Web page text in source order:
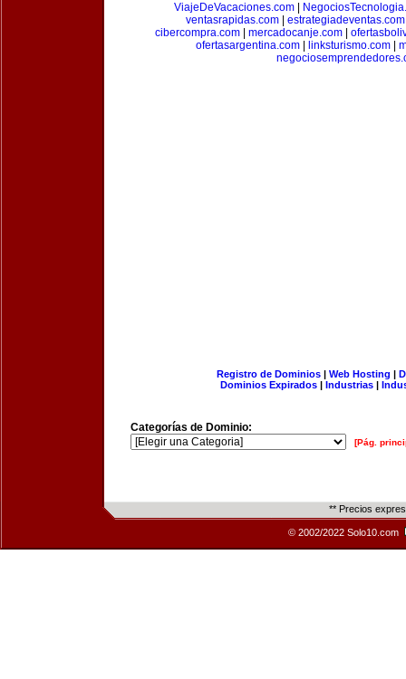
ViajeDeVacaciones.com
ventasrapidas.com
estrategiadeventas.com
cibercompra.com| mercadocanje.com|
ofertasargentina.com| linksturismo.com|
Registro de Dominios| Web Hosting |
Dominios Expirados | Industrias |
Categorías de Dominio:
[Pág.
** Precios
© 2002/2022 Solo10.com